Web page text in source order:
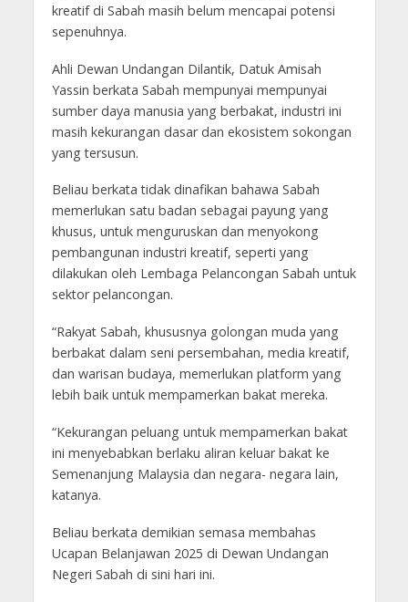
kreatif di Sabah masih belum mencapai potensi
sepenuhnya.
Ahli Dewan Undangan Dilantik, Datuk Amisah
Yassin berkata Sabah mempunyai mempunyai
sumber daya manusia yang berbakat, industri ini
masih kekurangan dasar dan ekosistem sokongan
yang tersusun.
Beliau berkata tidak dinafikan bahawa Sabah
memerlukan satu badan sebagai payung yang
khusus, untuk menguruskan dan menyokong
pembangunan industri kreatif, seperti yang
dilakukan oleh Lembaga Pelancongan Sabah untuk
sektor pelancongan.
“Rakyat Sabah, khususnya golongan muda yang
berbakat dalam seni persembahan, media kreatif,
dan warisan budaya, memerlukan platform yang
lebih baik untuk mempamerkan bakat mereka.
“Kekurangan peluang untuk mempamerkan bakat
ini menyebabkan berlaku aliran keluar bakat ke
Semenanjung Malaysia dan negara- negara lain,
katanya.
Beliau berkata demikian semasa membahas
Ucapan Belanjawan 2025 di Dewan Undangan
Negeri Sabah di sini hari ini.